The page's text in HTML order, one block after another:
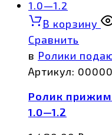
В корзину
Сравнить
в Ролики
Артикул:
Ролик
1.0—1.2